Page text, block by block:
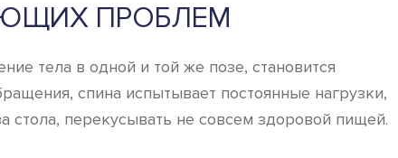
ПРОБЛЕМ
тела в одной и той же позе, становится
спина испытывает постоянные нагрузки,
стола, перекусывать не совсем здоровой пищей.